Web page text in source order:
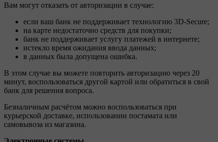
Вам могут отказать от авторизации в случае:
если ваш банк не поддерживает технологию 3D-Secure;
на карте недостаточно средств для покупки;
банк не поддерживает услугу платежей в интернете;
истекло время ожидания ввода данных;
в данных была допущена ошибка.
В этом случае вы можете повторить авторизацию через 20
минут, воспользоваться другой картой или обратиться в свой
банк для решения вопроса.
Безналичным расчётом можно воспользоваться при
курьерской доставке, использовании постамата или
самовывоза из магазина.